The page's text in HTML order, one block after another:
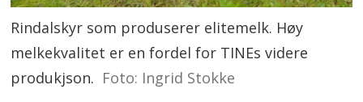
Rindalskyr som produserer elitemelk. Høy
melkekvalitet er en fordel for TINEs videre
produkjson. Foto: Ingrid Stokke